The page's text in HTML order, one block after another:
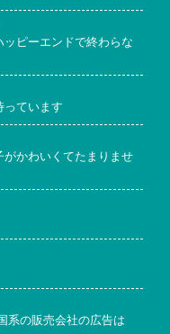
ピーエンドで終わらな
っています
かわいくてたまりませ
系の販売会社の広告は